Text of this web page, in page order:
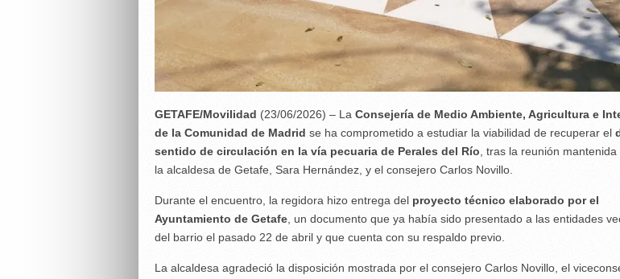
GETAFE/Movilidad (23/06/2026) – La Consejería de Medio Ambiente, Agricultura e
de la Comunidad de Madrid se ha comprometido a estudiar la viabilidad de recuperar el
sentido de circulación en la vía pecuaria de Perales del Río , tras la reunión
la alcaldesa de Getafe, Sara Hernández, y el consejero Carlos Novillo.
Durante el encuentro, la regidora hizo entrega del proyecto técnico elaborado por el
Ayuntamiento de Getafe , un documento que ya había sido presentado a las entidades
del barrio el pasado 22 de abril y que cuenta con su respaldo previo.
La alcaldesa agradeció la disposición mostrada por el consejero Carlos Novillo, el